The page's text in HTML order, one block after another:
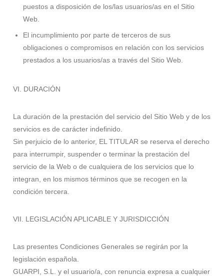
puestos a disposición de los/las usuarios/as en el Sitio
Web.
El incumplimiento por parte de terceros de sus
obligaciones o compromisos en relación con los servicios
prestados a los usuarios/as a través del Sitio Web.
VI. DURACIÓN
La duración de la prestación del servicio del Sitio Web y de los
servicios es de carácter indefinido.
Sin perjuicio de lo anterior, EL TITULAR se reserva el derecho
para interrumpir, suspender o terminar la prestación del
servicio de la Web o de cualquiera de los servicios que lo
integran, en los mismos términos que se recogen en la
condición tercera.
VII. LEGISLACIÓN APLICABLE Y JURISDICCIÓN
Las presentes Condiciones Generales se regirán por la
legislación española.
GUARPI, S.L. y el usuario/a, con renuncia expresa a cualquier